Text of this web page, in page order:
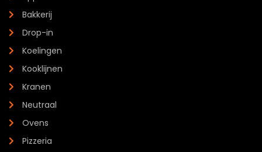
Bakkerij
Drop-in
Koelingen
Kooklijnen
Kranen
Neutraal
Ovens
Pizzeria